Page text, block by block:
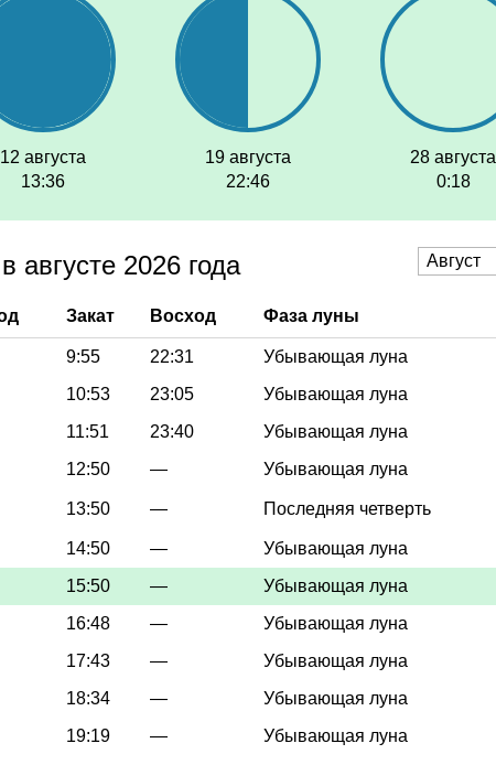
12 августа
13:36
19 августа
22:46
28 августа
0:18
2026 года
Закат Восход Фаза луны
9:55 22:31 Убывающая луна
10:53 23:05 Убывающая луна
11:51 23:40 Убывающая луна
12:50 — Убывающая луна
13:50 — Последняя четверть
14:50 — Убывающая луна
15:50 — Убывающая луна
16:48 — Убывающая луна
17:43 — Убывающая луна
18:34 — Убывающая луна
19:19 — Убывающая луна